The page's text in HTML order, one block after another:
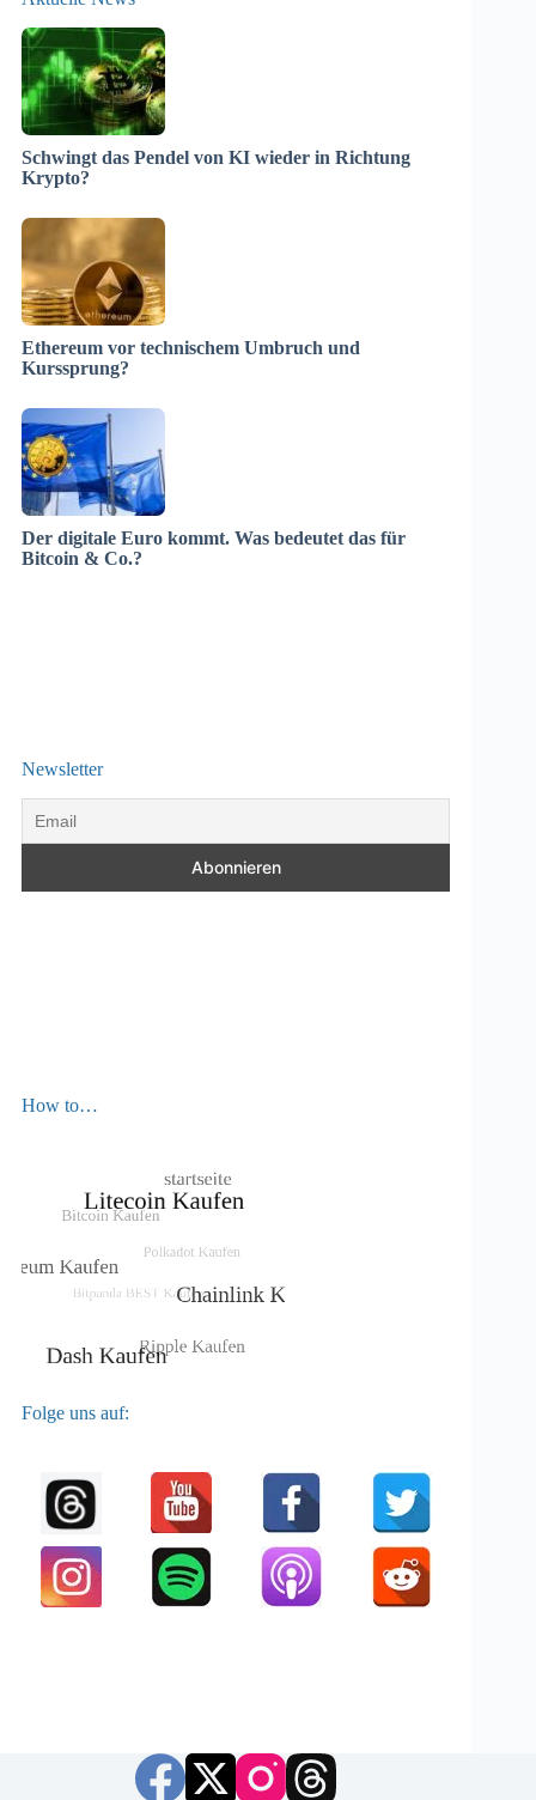
Schwingt das Pendel von KI wieder in Richtung
Krypto?
Ethereum vor technischem Umbruch und
Kurssprung?
Der digitale Euro kommt. Was bedeutet das für
Bitcoin & Co.?
Newsletter
How to…
Folge uns auf: